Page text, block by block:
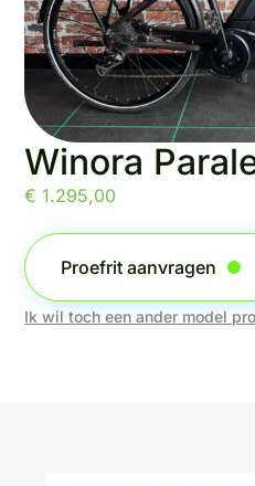
Winora
€ 1.295,00
Proefrit aanvragen
Ik wil toch een ander model